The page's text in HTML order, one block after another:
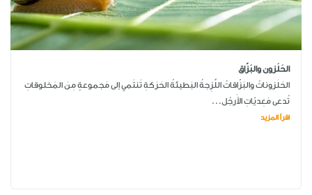
الحَلَزون والبَزّاق
الحَلَزوناتُ والبَزّاقاتُ اللَّزِجةُ البَطيئةُ الحَرَكةِ تَنتَمي إلى مَجموعةٍ مِنَ المَخلوقاتِ
تُدعى مَعِديّاتِ الأَرجُل...
اقرأ المزيد